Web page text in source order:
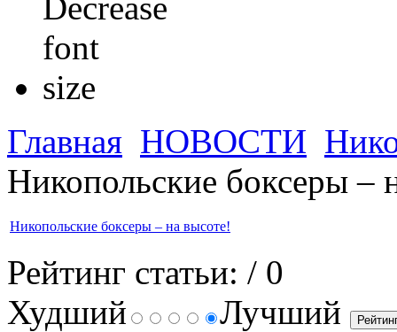
Главная НОВОСТИ
Никопольские боксеры –
Никопольские боксеры – на высоте!
Рейтинг статьи: / 0
Худший
Лучший